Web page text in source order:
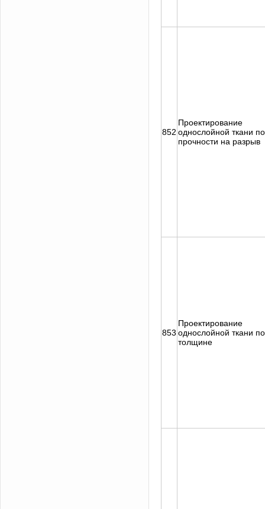
852
Проектирование
однослойной ткани по
прочности на разрыв
853
Проектирование
однослойной ткани по
толщине